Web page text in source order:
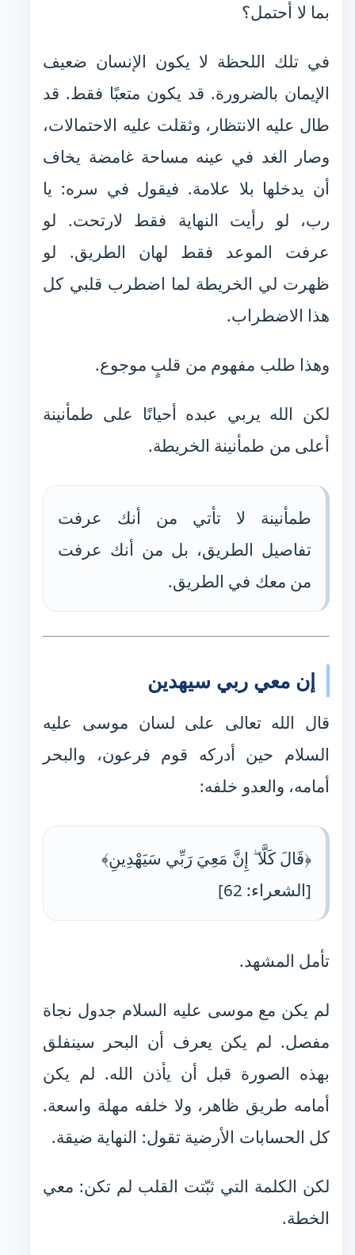
بما لا أحتمل؟
في تلك اللحظة لا يكون الإنسان ضعيف
الإيمان بالضرورة. قد يكون متعبًا فقط. قد
طال عليه الانتظار، وثقلت عليه الاحتمالات،
وصار الغد في عينه مساحة غامضة يخاف
أن يدخلها بلا علامة. فيقول في سره: يا
رب، لو رأيت النهاية فقط لارتحت. لو
عرفت الموعد فقط لهان الطريق. لو
ظهرت لي الخريطة لما اضطرب قلبي كل
هذا الاضطراب.
وهذا طلب مفهوم من قلبٍ موجوع.
لكن الله يربي عبده أحيانًا على طمأنينة
أعلى من طمأنينة الخريطة.
طمأنينة لا تأتي من أنك عرفت
تفاصيل الطريق، بل من أنك عرفت
من معك في الطريق.
إن معي ربي سيهدين
قال الله تعالى على لسان موسى عليه
السلام حين أدركه قوم فرعون، والبحر
أمامه، والعدو خلفه:
﴿قَالَ كَلَّا ۖ إِنَّ مَعِيَ رَبِّي سَيَهْدِينِ﴾
[الشعراء: 62]
تأمل المشهد.
لم يكن مع موسى عليه السلام جدول نجاة
مفصل. لم يكن يعرف أن البحر سينفلق
بهذه الصورة قبل أن يأذن الله. لم يكن
أمامه طريق ظاهر، ولا خلفه مهلة واسعة.
كل الحسابات الأرضية تقول: النهاية ضيقة.
لكن الكلمة التي ثبّتت القلب لم تكن: معي
الخطة.